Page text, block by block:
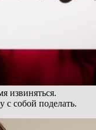
извиняться.
с собой поделать.